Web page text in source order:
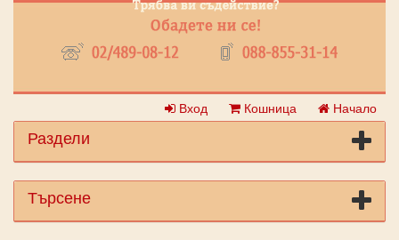
Вход Кошница Начало
Раздели
Търсене